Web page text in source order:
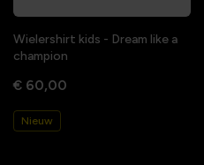
Wielershirt kids - Dream like a
champion
€ 60,00
Nieuw